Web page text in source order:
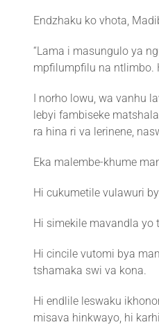
Endzhaku ko vhota,
“Lama i masungulo ya
mpfilumpfilu na ntlimbo.
I norho lowu, wa vanhu
lebyi fambiseke
ra hina ri va lerinene,
Eka malembe-khume
Hi cukumetile vulawuri
Hi simekile mavandla yo
Hi cincile vutomi bya
tshamaka swi va kona.
Hi endlile leswaku
misava hinkwayo, hi